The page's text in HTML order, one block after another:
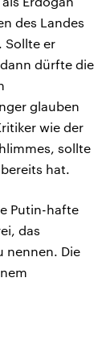
des Landes
Sollte er
dürfte die
glauben
wie der
sollte
hat.
Putin-hafte
das
nennen. Die